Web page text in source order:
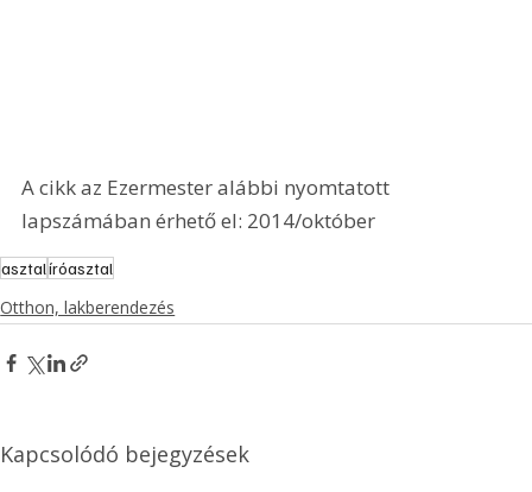
A cikk az Ezermester alábbi nyomtatott
lapszámában érhető el: 2014/október
asztalíróasztal
Otthon, lakberendezés
Kapcsolódó bejegyzések